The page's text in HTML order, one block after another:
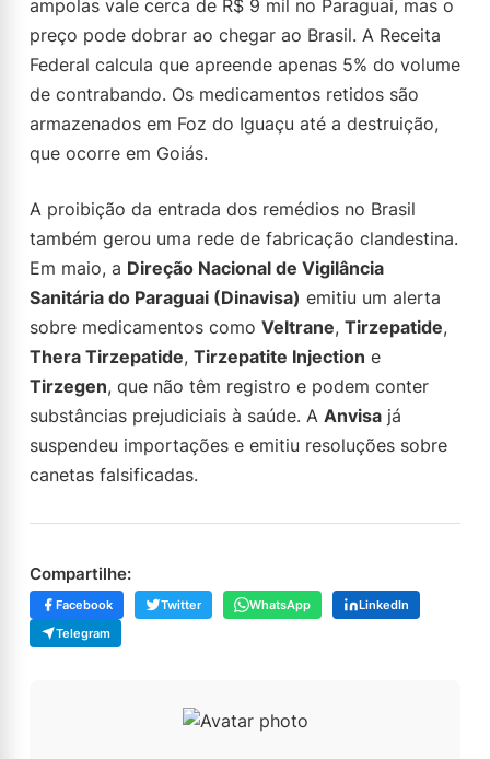
ampolas vale cerca de R$ 9 mil no Paraguai, mas o
preço pode dobrar ao chegar ao Brasil. A Receita
Federal calcula que apreende apenas 5% do volume
de contrabando. Os medicamentos retidos são
armazenados em Foz do Iguaçu até a destruição,
que ocorre em Goiás.
A proibição da entrada dos remédios no Brasil
também gerou uma rede de fabricação clandestina.
Em maio, a Direção Nacional de Vigilância
Sanitária do Paraguai (Dinavisa) emitiu um alerta
sobre medicamentos como Veltrane, Tirzepatide,
Thera Tirzepatide, Tirzepatite Injection e
Tirzegen, que não têm registro e podem conter
substâncias prejudiciais à saúde. A Anvisa já
suspendeu importações e emitiu resoluções sobre
canetas falsificadas.
Compartilhe:
Facebook Twitter WhatsApp
LinkedIn
Telegram